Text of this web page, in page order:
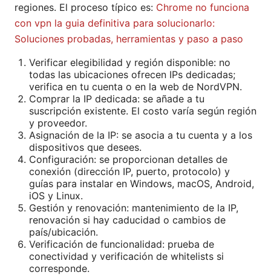
regiones. El proceso típico es: Chrome no funciona
con vpn la guia definitiva para solucionarlo:
Soluciones probadas, herramientas y paso a paso
Verificar elegibilidad y región disponible: no
todas las ubicaciones ofrecen IPs dedicadas;
verifica en tu cuenta o en la web de NordVPN.
Comprar la IP dedicada: se añade a tu
suscripción existente. El costo varía según región
y proveedor.
Asignación de la IP: se asocia a tu cuenta y a los
dispositivos que desees.
Configuración: se proporcionan detalles de
conexión (dirección IP, puerto, protocolo) y
guías para instalar en Windows, macOS, Android,
iOS y Linux.
Gestión y renovación: mantenimiento de la IP,
renovación si hay caducidad o cambios de
país/ubicación.
Verificación de funcionalidad: prueba de
conectividad y verificación de whitelists si
corresponde.